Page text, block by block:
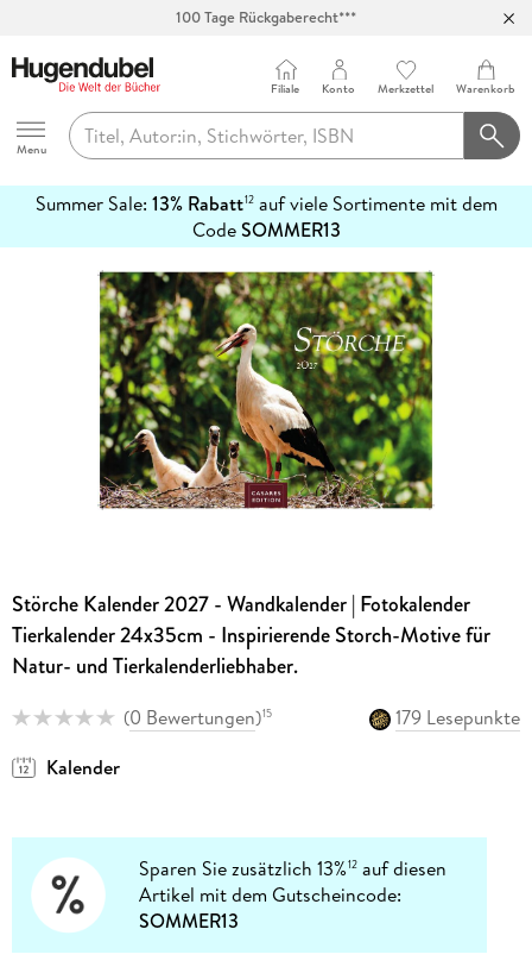
100 Tage Rückgaberecht***
Hugendubel
Menu
Filiale Konto Merkzettel Warenkorb
Summer Sale: 13% Rabatt12auf viele Sortimente mit dem
CodeSOMMER13
erfahren
Störche Kalender 2027 - Wandkalender | Fotokalender
Tierkalender 24x35cm - Inspirierende Storch-Motive für
Natur- und Tierkalenderliebhaber.
(0 Bewertungen)15
179 Lesepunkte
Kalender
Sparen Sie zusätzlich 13%12 auf diesen
Artikel mit dem Gutscheincode:
SOMMER13